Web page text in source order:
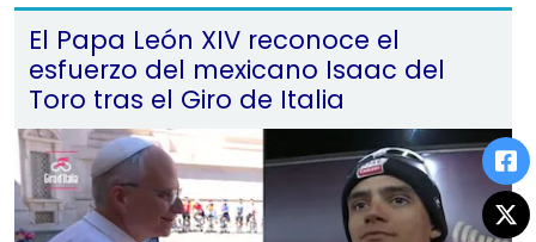
El Papa León XIV reconoce el
esfuerzo del mexicano Isaac del
Toro tras el Giro de Italia